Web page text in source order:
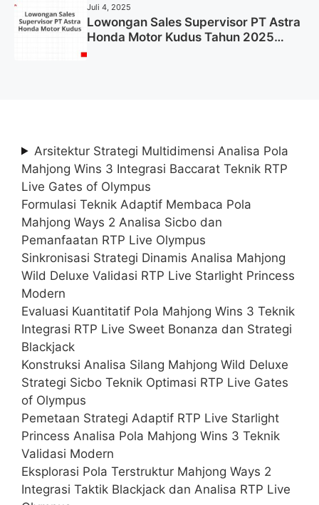
Juli 4, 2025
Lowongan Sales Supervisor PT Astra
Honda Motor Kudus Tahun 2025
Arsitektur Strategi Multidimensi Analisa Pola
Mahjong Wins 3 Integrasi Baccarat Teknik RTP
Live Gates of Olympus
Formulasi Teknik Adaptif Membaca Pola
Mahjong Ways 2 Analisa Sicbo dan
Pemanfaatan RTP Live Olympus
Sinkronisasi Strategi Dinamis Analisa Mahjong
Wild Deluxe Validasi RTP Live Starlight Princess
Modern
Evaluasi Kuantitatif Pola Mahjong Wins 3 Teknik
Integrasi RTP Live Sweet Bonanza dan Strategi
Blackjack
Konstruksi Analisa Silang Mahjong Wild Deluxe
Strategi Sicbo Teknik Optimasi RTP Live Gates
of Olympus
Pemetaan Strategi Adaptif RTP Live Starlight
Princess Analisa Pola Mahjong Wins 3 Teknik
Validasi Modern
Eksplorasi Pola Terstruktur Mahjong Ways 2
Integrasi Taktik Blackjack dan Analisa RTP Live